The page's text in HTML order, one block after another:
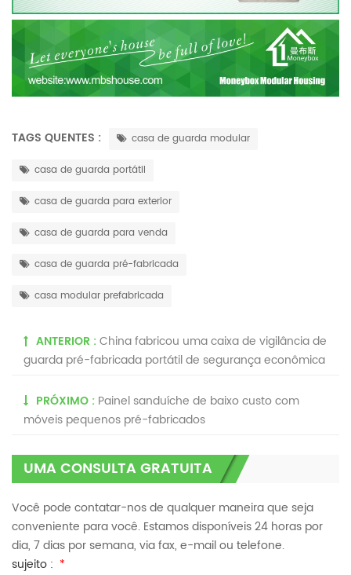
TAGS QUENTES : casa de guarda modular
casa de guarda portátil
casa de guarda para exterior
casa de guarda para venda
casa de guarda pré-fabricada
casa modular prefabricada
ANTERIOR :China fabricou uma caixa de vigilância de
guarda pré-fabricada portátil de segurança econômica
PRÓXIMO : Painel sanduíche de baixo custo com
móveis pequenos pré-fabricados
UMA CONSULTA GRATUITA
Você pode contatar-nos de qualquer maneira que seja
conveniente para você. Estamos disponíveis 24 horas por
dia, 7 dias por semana, via fax, e-mail ou telefone.
sujeito : *